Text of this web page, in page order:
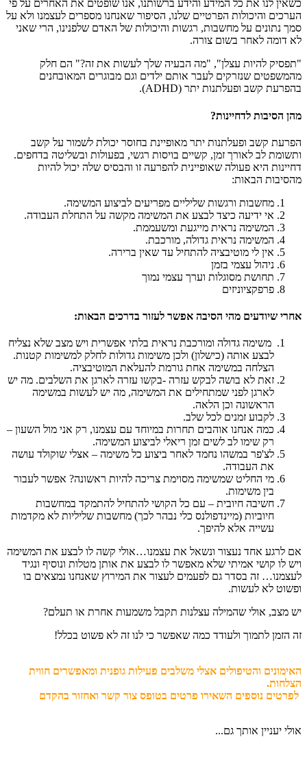
כשאין לנו את כל המידע והידע ברשותנו, אנו שופטים את האחרים על פי
הערכים והיכולות הפרטיים שלנו, הסיפור שאנחנו מספרים לעצמנו ולא על
סמך נתונים על מחשבות, רגשות והיכולות של האדם שלפנינו, הרי שאני
לא דומה לאחר בשום צורה.
"תפסיק להיות עצלן", "מה הבעיה שלך לעשות את זה?" הם חלק
מהמשפטים שנזרקים לעבר אותם ילדים וגם מבוגרים המאובחנים
בהפרעת קשב ופעלתנות יתר (ADHD).
מהן הסיבות לדחיינות?
הפרעת קשב ופעלתנות יתר מאופיינת בחוסר יכולת לשמור על קשב
ותשומת לב לאורך זמן, קשיים בויסות רגשי, בפעולות ובשליטה בדחפים.
דחיינות היא פעולה שאופיינית להפרעה זו והבסיס שלה יכול להיות
מהסיבות הבאות:
מחשבות ורגשות שליליים מפריעים לביצוע המשימה.
אי ידיעה כיצד לבצע את המשימה מקשה על התחלת העבודה.
המשימה נראית מייגעת ומשעממת.
המשימה נראית גדולה, מורכבת.
אין לי מוטיבציה להתחיל עד שאין ברירה.
ניהול עצמי בזמן
תחושת מסוגלות וערך עצמי נמוך
פרפקציוניזים
אחרי שיודעים מהי הסיבה אפשר לעזור בדרכים הבאות:
משימה גדולה ומורכבת נראית בלתי אפשרית ויש מצב שלא נצליח
לבצע אותה (כישלון) ולכן משימות גדולות לחלק למשימות קטנות.
הצלחה במשימה אחת גורמת להעלאת המוטיבציה.
זאת לא בושה לבקש עזרה -בקשו עזרה לארגן את השלבים. מה יש
לארגן לפני שמתחילים את המשימה, מה יש לעשות במשימה
הראשונה וכן הלאה.
לקבוע זמנים לכל שלב.
כמה אנחנו אוהבים תחרות במיוחד עם עצמנו, רק אני מול השעון –
רק שימו לב לשים זמן ריאלי לביצוע המשימה.
לצ'פר במשהו נחמד לאחר ביצוע כל משימה – אצלי שוקולד עושה
את העבודה.
מי החליט שמשימה מסוימת צריכה להיות ראשונה? אפשר לעבור
בין משימות.
חשיבה חיובית – עם כל הקושי להתחיל להתמקד במחשבות
חיוביות (מיינדפולנס כלי נבהר לכך) מחשבות שליליות לא מקדמות
עשייה אלא להיפך.
אם לרגע אחד נעצור ונשאל את עצמנו…אולי קשה לו לבצע את המשימה
ויש לו קושי אמיתי שלא מאפשר לו לבצע את אותן מטלות ונוסיף ונגיד
לעצמנו… זה בסדר גם לפעמים לעצור את המירוץ שאנחנו נמצאים בו
ופשוט לא לעשות.
יש מצב, אולי שהמילה עצלנות תקבל משמעות אחרת או תעלם?
זה הזמן לתמוך ולעודד כמה שאפשר כי לנו זה לא פשוט בכלל!
האימונים והטיפולים אצלי משלבים פעילות גופנית ומאפשרים חווית
הצלחות.
לפרטים נוספים השאירו פרטים בטופס צור קשר ואחזור בהקדם
אולי יעניין אותך גם...